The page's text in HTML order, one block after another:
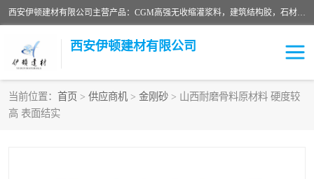
西安伊顿建材有限公司主营产品：CGM高强无收缩灌浆料，建筑结构胶，石材粘合剂，柔性防水材料，环氧修补砂浆等在各个行业得到了客户认可。
西安伊顿建材有限公司
当前位置： 首页 > 供应商机 > 金刚砂 > 山西耐磨骨料原材料 硬度较
高 表面结实
灌浆料